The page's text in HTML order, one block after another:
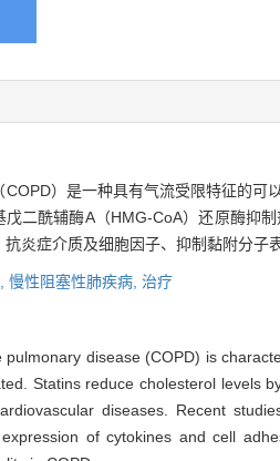
）是一种具有气流受限特征的可
二酰辅酶A（HMG-CoA）还原酶抑
炎症介质及细胞因子、抑制黏附分子
慢性阻塞性肺疾病, 治疗
pulmonary disease (COPD) is
Statins reduce cholesterol levels
diseases. Recent
expression of cytokines and cell